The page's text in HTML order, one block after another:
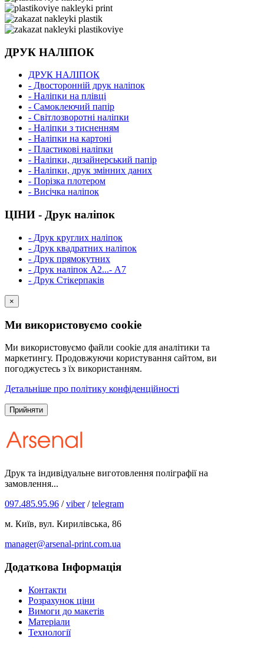
ДРУК НАЛІПОК
ДРУК НАЛІПОК
- Двосторонній друк наліпок
- Наліпки на плівці
- Самоклеючий папір
- Світлозворотні наліпки
- Наліпки з тисненням
- Наліпки на картоні
- Пластикові наліпки
- Наліпки, дизайнерський папір
- Наліпки, друк змінних даних
- Порізка плотером
- Висічка наліпок
ЦІНИ - Друк наліпок
- Друк круглих наліпок
- Друк квадратних наліпок
- Друк прямокутних
- Друк наліпок А2...- А7
- Друк Стікерпаків
×
Ми використовуємо cookie
Ми використовуємо файли cookie для аналітики та
маркетингу. Продовжуючи користування сайтом, ви
погоджуєтесь з їх використанням.
Детальніше про політику конфіденційності
Прийняти
Друк та індивідуальне виготовлення поліграфії на
замовлення...
097.485.95.96 /viber/telegram
м. Київ, вул. Кирилівська, 86
manager@arsenal-print.com.ua
Додаткова Інформація
Контакти
Розрахунок ціни
Вимоги до макетів
Матеріали
Технології